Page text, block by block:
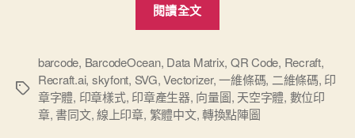
閱讀全文
數
位
印
章
標
barcode, BarcodeOcean, Data Matrix, QR Code, Recraft,
Recraft.ai, skyfont, SVG,Vectorizer,一維條碼, 二維條碼, 印
章字體, 印章樣式, 印章產生器, 向量圖, 天空字體, 數位印
章, 書同文,線上印章, 繁體中文,轉換點陣圖